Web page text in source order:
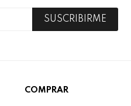
COMPRAR
SUSCRIBIRME